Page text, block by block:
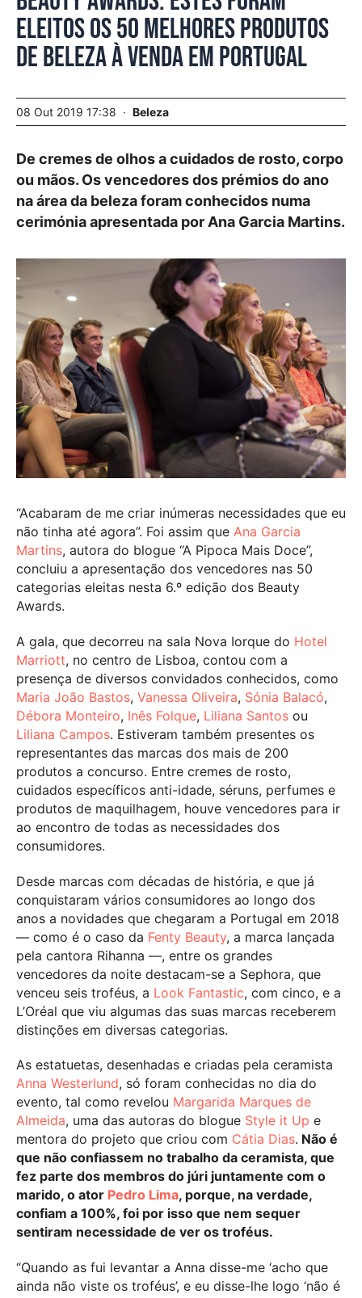
eleitos os 50 melhores produtos
de beleza à venda em Portugal
08 Out 2019 17:38 Beleza
De cremes de olhos a cuidados de rosto, corpo
ou mãos. Os vencedores dos prémios do ano
na área da beleza foram conhecidos numa
cerimónia apresentada por Ana Garcia Martins.
“Acabaram de me criar inúmeras necessidades que eu
não tinha até agora”. Foi assim que Ana Garcia
Martins, autora do blogue “A Pipoca Mais Doce”,
concluiu a apresentação dos vencedores nas 50
categorias eleitas nesta 6.º edição dos Beauty
Awards.
A gala, que decorreu na sala Nova Iorque do Hotel
Marriott, no centro de Lisboa, contou com a
presença de diversos convidados conhecidos, como
Maria João Bastos, Vanessa Oliveira, Sónia Balacó,
Débora Monteiro, Inês Folque, Liliana Santos ou
Liliana Campos. Estiveram também presentes os
representantes das marcas dos mais de 200
produtos a concurso. Entre cremes de rosto,
cuidados específicos anti-idade, séruns, perfumes e
produtos de maquilhagem, houve vencedores para ir
ao encontro de todas as necessidades dos
consumidores.
Desde marcas com décadas de história, e que já
conquistaram vários consumidores ao longo dos
anos a novidades que chegaram a Portugal em 2018
— como é o caso da Fenty Beauty, a marca lançada
pela cantora Rihanna —, entre os grandes
vencedores da noite destacam-se a Sephora, que
venceu seis troféus, a Look Fantastic, com cinco, e a
L’Oréal que viu algumas das suas marcas receberem
distinções em diversas categorias.
As estatuetas, desenhadas e criadas pela ceramista
Anna Westerlund, só foram conhecidas no dia do
evento, tal como revelou Margarida Marques de
Almeida, uma das autoras do blogue Style it Up e
mentora do projeto que criou com Cátia Dias. Não é
que não confiassem no trabalho da ceramista, que
fez parte dos membros do júri juntamente com o
marido, o ator Pedro Lima, porque, na verdade,
confiam a 100%, foi por isso que nem sequer
sentiram necessidade de ver os troféus.
“Quando as fui levantar a Anna disse-me ‘acho que
ainda não viste os troféus’, e eu disse-lhe logo ‘não é